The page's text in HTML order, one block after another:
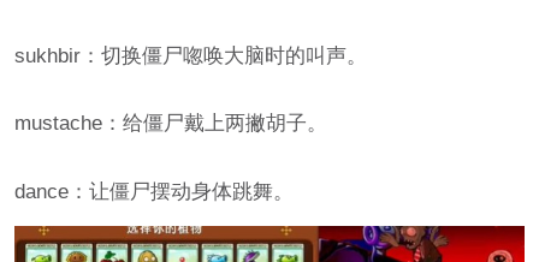
sukhbir：切换僵尸唿唤大脑时的叫声。
mustache：给僵尸戴上两撇胡子。
dance：让僵尸摆动身体跳舞。